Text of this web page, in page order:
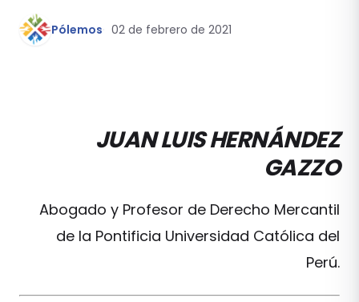
Pólemos 02 de febrero de 2021
JUAN LUIS HERNÁNDEZ
GAZZO
Abogado y Profesor de Derecho Mercantil
de la Pontificia Universidad Católica del
Perú.